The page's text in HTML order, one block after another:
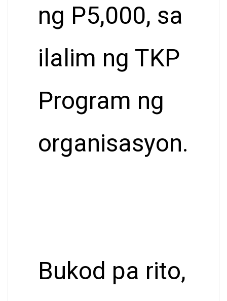
ng P5,000, sa
ilalim ng TKP
Program ng
organisasyon.
Bukod pa rito,